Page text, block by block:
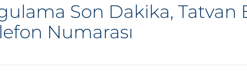
Son Dakika, Tatvan
Numarası